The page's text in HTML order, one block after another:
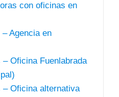
con oficinas en
Agencia en
– Oficina Fuenlabrada
– Oficina alternativa